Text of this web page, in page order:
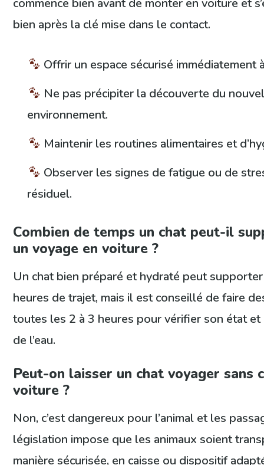
commence bien avant de monter en voiture et
bien après la clé mise dans le contact.
Offrir un espace sécurisé immédiatement
Ne pas précipiter la découverte du
environnement.
Maintenir les routines alimentaires et
Observer les signes de fatigue ou de
résiduel.
Combien de temps un chat peut-il
un voyage en voiture ?
Un chat bien préparé et hydraté peut
heures de trajet, mais il est conseillé de faire
toutes les 2 à 3 heures pour vérifier son état
de l’eau.
Peut-on laisser un chat voyager sans
voiture ?
Non, c’est dangereux pour l’animal et les
législation impose que les animaux soient
manière sécurisée, en caisse ou dispositif